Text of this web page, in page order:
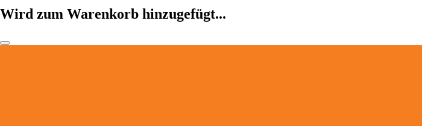
Wird zum Warenkorb hinzugefügt...